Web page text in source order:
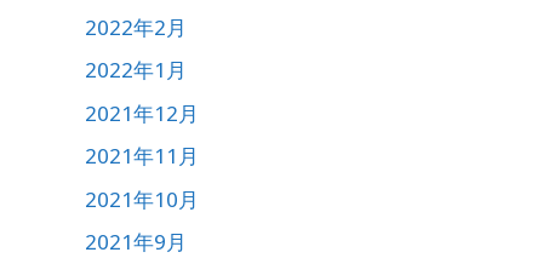
2022年2月
2022年1月
2021年12月
2021年11月
2021年10月
2021年9月